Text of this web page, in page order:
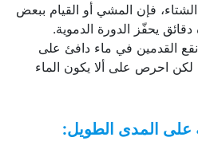
فإن المشي أو القيام ببعض
يحفّز الدورة الدموية.
القدمين في ماء دافئ على
لكن احرص على ألا يكون الماء
على المدى الطويل: